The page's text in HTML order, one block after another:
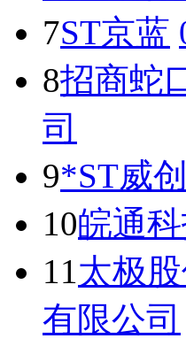
7ST京蓝
8招商蛇
司
9*ST威创
10皖通
11太极
有限公司